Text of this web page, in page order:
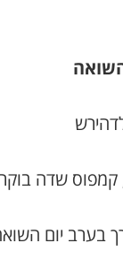
קמפוס שדה בוקר
בערב יום